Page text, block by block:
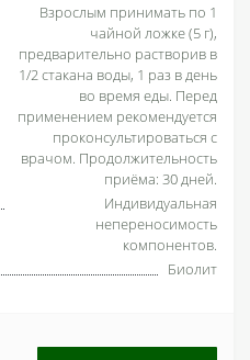
Взрослым принимать по 1
чайной ложке (5 г),
предварительно растворив в
1/2 стакана воды, 1 раз в день
во время еды. Перед
применением рекомендуется
проконсультироваться с
врачом. Продолжительность
приёма: 30 дней.
Индивидуальная
непереносимость
компонентов.
Биолит